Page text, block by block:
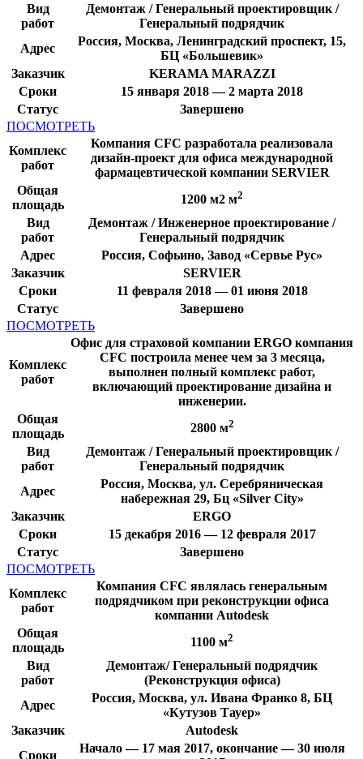
Вид
работ
Демонтаж / Генеральный проектировщик /
Генеральный подрядчик
Адрес
Россия, Москва, Ленинградский проспект, 15,
БЦ «Большевик»
Заказчик
KERAMA MARAZZI
Сроки
15 января 2018 — 2 марта 2018
Статус
Завершено
ПОСМОТРЕТЬ
Комплекс
работ
Компания CFC разработала реализовала
дизайн-проект для офиса международной
фармацевтической компании SERVIER
Общая
площадь
1200 м2 м2
Вид
работ
Демонтаж / Инженерное проектирование /
Генеральный подрядчик
Адрес
Россия, Софьино, Завод «Сервье Рус»
Заказчик
SERVIER
Сроки
11 февраля 2018 — 01 июня 2018
Статус
Завершено
ПОСМОТРЕТЬ
Комплекс
работ
Офис для страховой компании ERGO компания
CFC построила менее чем за 3 месяца,
выполнен полный комплекс работ,
включающий проектирование дизайна и
инженерии.
Общая
площадь
2800 м2
Вид
работ
Демонтаж / Генеральный проектировщик /
Генеральный подрядчик
Адрес
Россия, Москва, ул. Серебряническая
набережная 29, Бц «Silver City»
Заказчик
ERGO
Сроки
15 декабря 2016 — 12 февраля 2017
Статус
Завершено
ПОСМОТРЕТЬ
Комплекс
работ
Компания CFC являлась генеральным
подрядчиком при реконструкции офиса
компании Autodesk
Общая
площадь
1100 м2
Вид
работ
Демонтаж/ Генеральный подрядчик
(Реконструкция офиса)
Адрес
Россия, Москва, ул. Ивана Франко 8, БЦ
«Кутузов Тауер»
Заказчик
Autodesk
Сроки
Начало — 17 мая 2017, окончание — 30 июля